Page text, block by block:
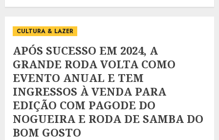
CULTURA & LAZER
APÓS SUCESSO EM 2024, A
GRANDE RODA VOLTA COMO
EVENTO ANUAL E TEM
INGRESSOS À VENDA PARA
EDIÇÃO COM PAGODE DO
NOGUEIRA E RODA DE SAMBA DO
BOM GOSTO